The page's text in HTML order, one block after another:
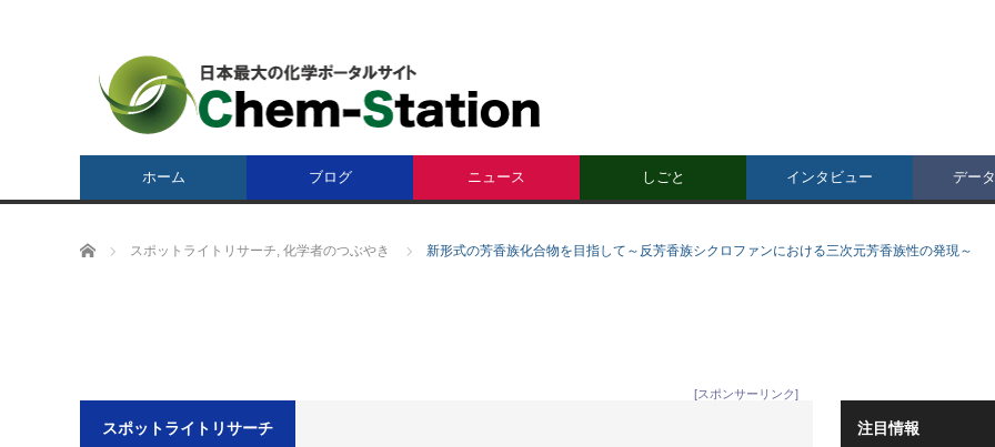
ホーム ブログ ニュース しごと インタビュー デー
ホーム スポットライトリサーチ, 化学者のつぶやき 新形式の芳香族化合物を目指して～反芳香族シクロファンにおける三次元芳香族性の発現～
[スポンサーリンク]
スポットライトリサーチ 注目情報